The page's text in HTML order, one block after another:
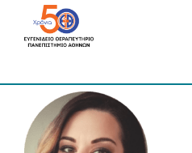
Μετάβαση
στο
Αρχική